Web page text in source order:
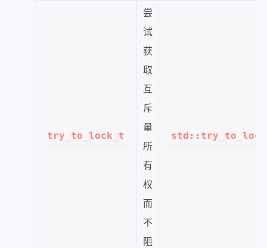
try_to_lock_t
尝
试
获
取
互
斥
量
所
有
权
而
不
阻
std::try_to_lock